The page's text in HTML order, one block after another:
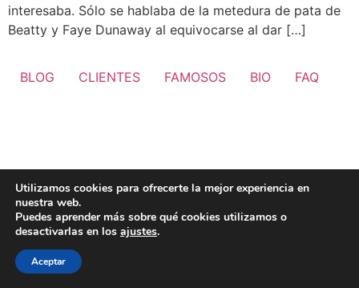
interesaba. Sólo se hablaba de la metedura de pata de
Beatty y Faye Dunaway al equivocarse al dar […]
BLOG CLIENTES FAMOSOS BIO FAQ
Utilizamos cookies para ofrecerte la mejor experiencia en
nuestra web.
Puedes aprender más sobre qué cookies utilizamos o
desactivarlas en los ajustes.
Aceptar